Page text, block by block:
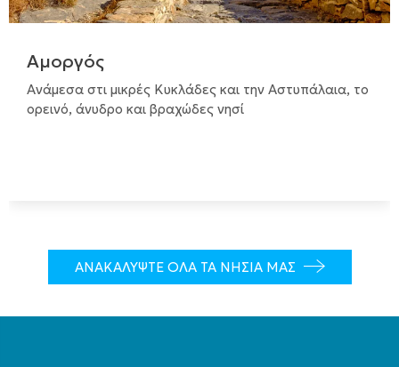
Αμοργός
Ανάμεσα στι μικρές Κυκλάδες και την Αστυπάλαια, το
ορεινό, άνυδρο και βραχώδες νησί
ΑΝΑΚΑΛΥΨΤΕ ΟΛΑ ΤΑ ΝΗΣΙΑ ΜΑΣ